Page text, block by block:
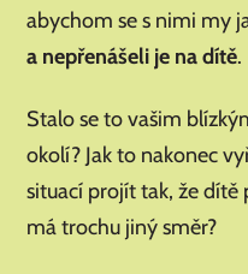
abychom se s nimi my
a nepřenášeli je na dítě.
Stalo se to vašim
okolí? Jak to nakonec
situací projít tak, že dítě
má trochu jiný směr?